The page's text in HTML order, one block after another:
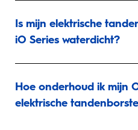
Is mijn elektrische
iO Series waterdicht?
Hoe onderhoud ik mijn
elektrische